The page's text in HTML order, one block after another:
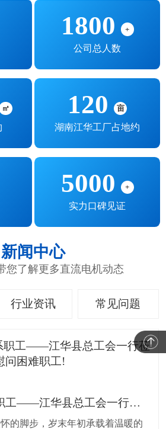
1800 +
公司总人数
㎡ 120 亩
湖南江华工厂占地约
5000 +
实力口碑见证
新闻中心
您了解更多直流电机动态
行业资讯 常见问题
寒日送暖，情系职工——江华县总工会一行莅临湖南国梦科技慰问困难职工!